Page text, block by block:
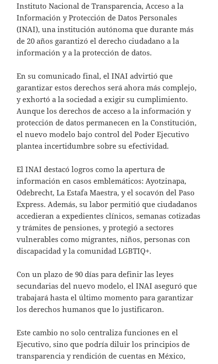
Instituto Nacional de Transparencia, Acceso a la
Información y Protección de Datos Personales
(INAI), una institución autónoma que durante más
de 20 años garantizó el derecho ciudadano a la
información y a la protección de datos.
En su comunicado final, el INAI advirtió que
garantizar estos derechos será ahora más complejo,
y exhortó a la sociedad a exigir su cumplimiento.
Aunque los derechos de acceso a la información y
protección de datos permanecen en la Constitución,
el nuevo modelo bajo control del Poder Ejecutivo
plantea incertidumbre sobre su efectividad.
El INAI destacó logros como la apertura de
información en casos emblemáticos: Ayotzinapa,
Odebrecht, La Estafa Maestra, y el socavón del Paso
Express. Además, su labor permitió que ciudadanos
accedieran a expedientes clínicos, semanas cotizadas
y trámites de pensiones, y protegió a sectores
vulnerables como migrantes, niños, personas con
discapacidad y la comunidad LGBTIQ+.
Con un plazo de 90 días para definir las leyes
secundarias del nuevo modelo, el INAI aseguró que
trabajará hasta el último momento para garantizar
los derechos humanos que lo justificaron.
Este cambio no solo centraliza funciones en el
Ejecutivo, sino que podría diluir los principios de
transparencia y rendición de cuentas en México,